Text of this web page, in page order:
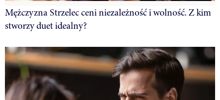
Mężczyzna Strzelec ceni niezależność i wolność. Z kim
stworzy duet idealny?